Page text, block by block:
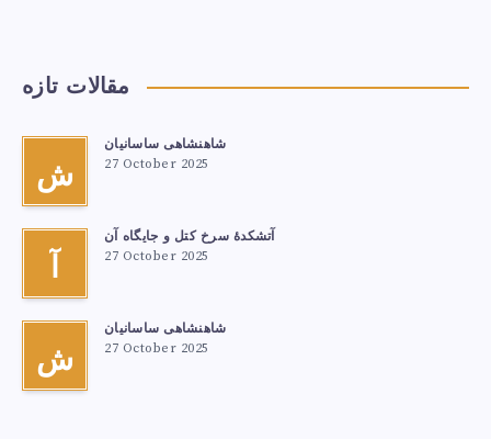
مقالات تازه
ش
شاهنشاهی ساسانیان
27 October 2025
آ
آتشكدهٔ سرخ‌ کتل و جایگاه آن
27 October 2025
ش
شاهنشاهی ساسانیان
27 October 2025